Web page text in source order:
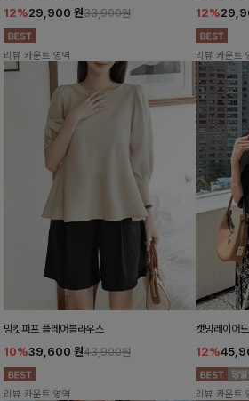
12%29,900 원33,900원
리뷰 카운트 영역
12%
리뷰 카운트
밍킷퍼프 플레어블라우스
10%39,600 원43,900원
리뷰 카운트 영역
캣밍레이어
12%
리뷰 카운트